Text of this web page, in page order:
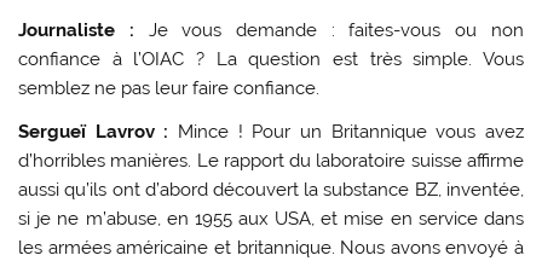
Journaliste : Je vous demande : faites-vous ou non
confiance à l’OIAC ? La question est très simple. Vous
semblez ne pas leur faire confiance.
Sergueï Lavrov : Mince ! Pour un Britannique vous avez
d’horribles manières. Le rapport du laboratoire suisse affirme
aussi qu’ils ont d’abord découvert la substance BZ, inventée,
si je ne m’abuse, en 1955 aux USA, et mise en service dans
les armées américaine et britannique. Nous avons envoyé à